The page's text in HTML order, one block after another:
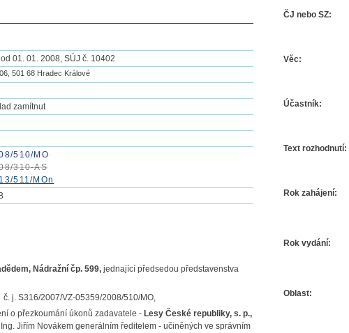
01. 01. 2008, SÚJ č. 10402
501 68 Hradec Králové
zamítnut
510/MO
310-AS
511/MOn
Nádražní čp. 599, jednající předsedou představenstva
j. S316/2007/VZ-05359/2008/510/MO,
o přezkoumání úkonů zadavatele - Lesy České republiky, s. p.,
Jiřím Novákem generálním ředitelem - učiněných ve správním
ČJ nebo SZ:
Věc:
Účastník:
Text rozhodnutí:
Rok zahájení:
Rok vydání:
Oblast: